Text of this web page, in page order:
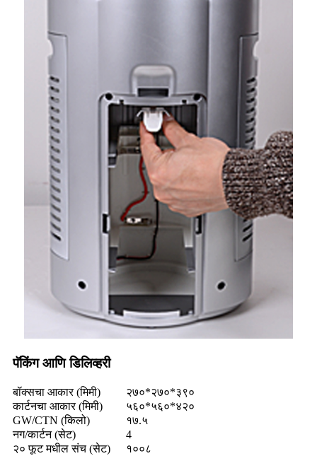
पॅकिंग आणि डिलिव्हरी
बॉक्सचा आकार (मिमी)
२७०*२७०*३९०
कार्टनचा आकार (मिमी)
५६०*५६०*४२०
GW/CTN (किलो)
१७.५
नग/कार्टन (सेट)
4
२० फूट मधील संच (सेट)
१००८